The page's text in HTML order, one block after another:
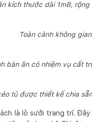
kích thước dài 1m8,
Toàn cảnh không
bàn ăn có nhiệm vụ cất
tủ được thiết kế chia
là lò sưởi trang trí.